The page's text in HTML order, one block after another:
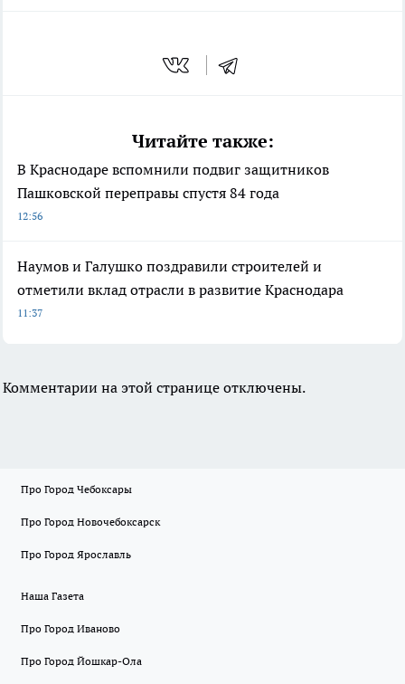
Читайте также:
В Краснодаре вспомнили подвиг защитников
Пашковской переправы спустя 84 года
12:56
Наумов и Галушко поздравили строителей и
отметили вклад отрасли в развитие Краснодара
11:37
Комментарии на этой странице отключены.
Про Город Чебоксары
Про Город Новочебоксарск
Про Город Ярославль
Наша Газета
Про Город Иваново
Про Город Йошкар-Ола